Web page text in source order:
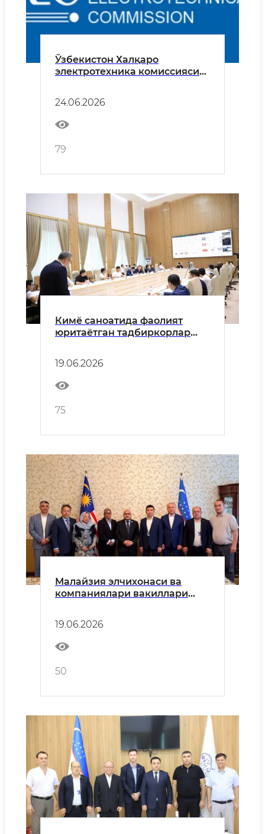
Ўзбекистон Халқаро
электротехника комиссияси
24.06.2026
79
Кимё саноатида фаолият
юритаётган тадбиркорлар
соҳасидаги ислоҳотлар ва
янги имкониятлар
19.06.2026
75
Малайзия элчихонаси ва
компаниялари вакиллари
қилинди
19.06.2026
50